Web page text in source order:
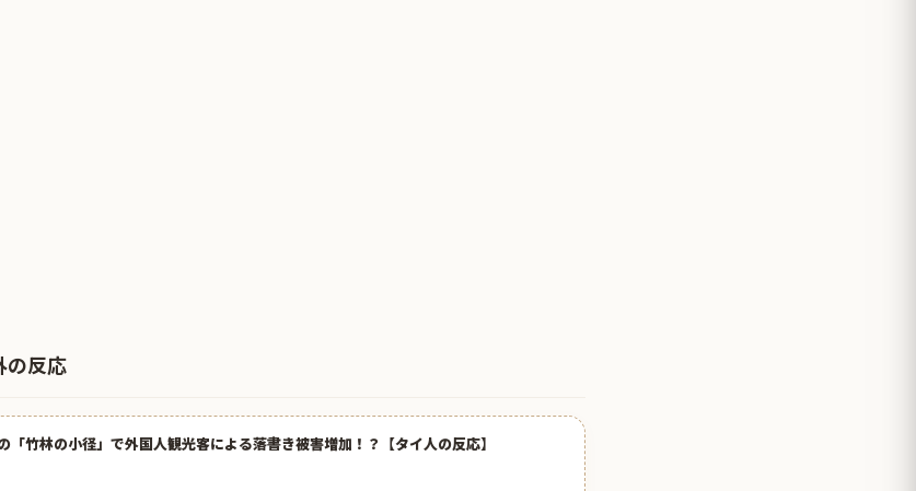
の反応
「竹林の小径」で外国人観光客による落書き被害増加！？【タイ人の反応】